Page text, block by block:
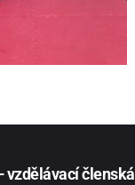
vzdělávací členská